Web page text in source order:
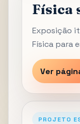
Física
Exposição
Física para
Ver
PROJETO